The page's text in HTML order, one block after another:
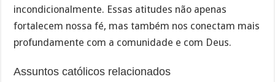
incondicionalmente. Essas atitudes não apenas
fortalecem nossa fé, mas também nos conectam mais
profundamente com a comunidade e com Deus.
Assuntos católicos relacionados